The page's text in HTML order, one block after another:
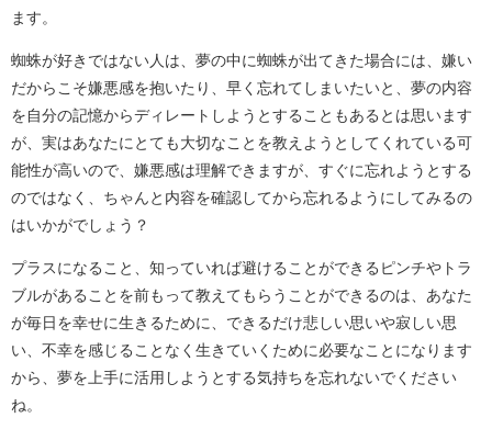
ます。
蜘蛛が好きではない人は、夢の中に蜘蛛が出てきた場合には、嫌い
だからこそ嫌悪感を抱いたり、早く忘れてしまいたいと、夢の内容
を自分の記憶からディレートしようとすることもあるとは思います
が、実はあなたにとても大切なことを教えようとしてくれている可
能性が高いので、嫌悪感は理解できますが、すぐに忘れようとする
のではなく、ちゃんと内容を確認してから忘れるようにしてみるの
はいかがでしょう？
プラスになること、知っていれば避けることができるピンチやトラ
ブルがあることを前もって教えてもらうことができるのは、あなた
が毎日を幸せに生きるために、できるだけ悲しい思いや寂しい思
い、不幸を感じることなく生きていくために必要なことになります
から、夢を上手に活用しようとする気持ちを忘れないでください
ね。